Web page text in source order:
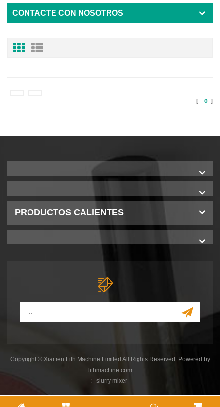
CONTACTE CON NOSOTROS
[ 0 ]
PRODUCTOS CALIENTES
Copyright © Xiamen Lith Machine Limited All Rights Reserved. Powered by
lithmachine.com
:
slurry mixer